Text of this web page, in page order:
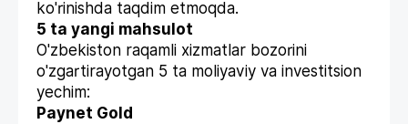
ko'rinishda taqdim etmoqda.
5 ta yangi mahsulot
O'zbekiston raqamli xizmatlar bozorini
o'zgartirayotgan 5 ta moliyaviy va investitsion
yechim:
Paynet Gold